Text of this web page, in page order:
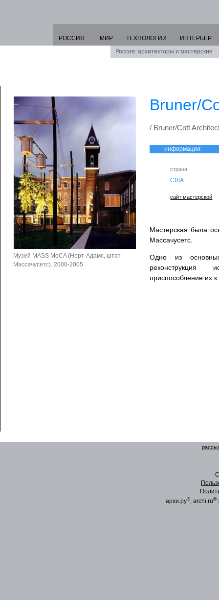
РОССИЯ МИР ТЕХНОЛОГИИ
ИНТЕРЬЕР
Россия: архитекторы и мастерские
Музей MASS MoCA (Норт-Адамс, штат
Массачусетс). 2000-2005
Bruner/
/ Bruner/Cott
информация:
страна
США
сайт мастерской
Мастерская была
Массачусетс.
Одно из
реконструкция
приспособление их
архи.ру®, archi.ru®